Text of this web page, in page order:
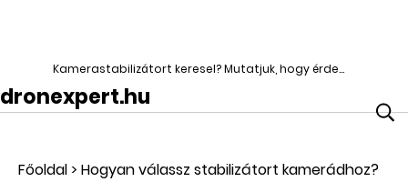
Kamerastabilizátort keresel? Mutatjuk, hogy érdemes választanod!
dronexpert.hu
Főoldal> Hogyan válassz stabilizátort kamerádhoz?